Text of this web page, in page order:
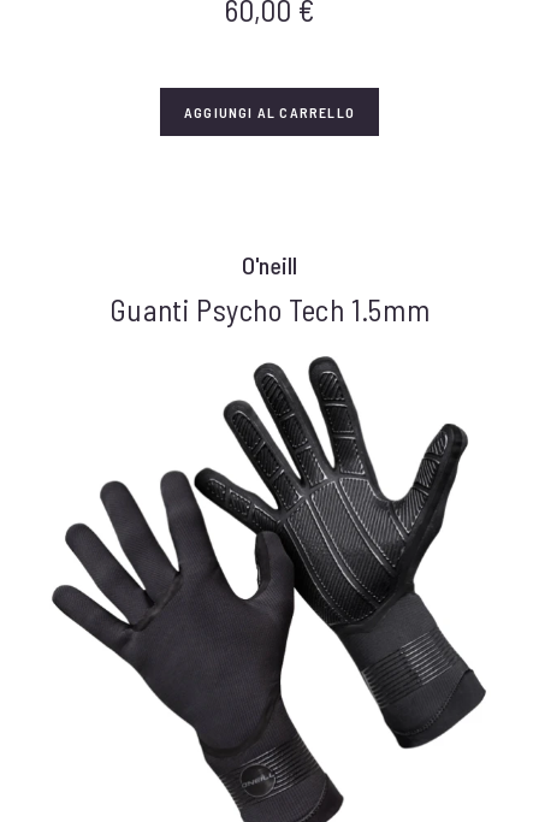
60,00 €
AGGIUNGI AL CARRELLO
O'neill
Guanti Psycho Tech 1.5mm